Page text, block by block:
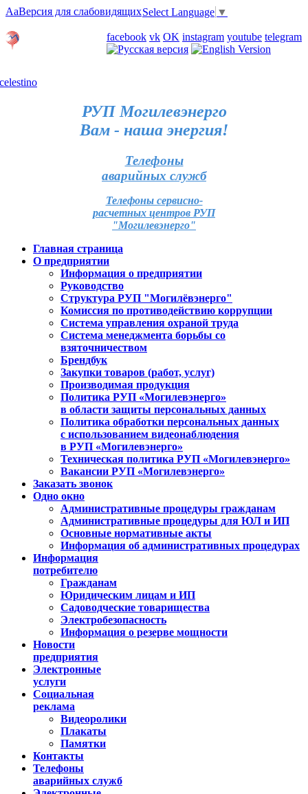
AaВерсия для слабовидящихSelect Language ▼
facebook vk OK instagram youtube telegram
РУП Могилевэнерго
Вам - наша энергия!
Телефоны
аварийных служб
Телефоны сервисно-
расчетных центров РУП
"Могилевэнерго"
Главная страница
О предприятии
Информация о предприятии
Руководство
Структура РУП "Могилёвэнерго"
Комиссия по противодействию коррупции
Система управления охраной труда
Система менеджмента борьбы со
взяточничеством
Брендбук
Закупки товаров (работ, услуг)
Производимая продукция
Политика РУП «Могилевэнерго»
в области защиты персональных данных
Политика обработки персональных данных
с использованием видеонаблюдения
в РУП «Могилевэнерго»
Техническая политика РУП «Могилевэнерго»
Вакансии РУП «Могилевэнерго»
Заказать звонок
Одно окно
Административные процедуры гражданам
Административные процедуры для ЮЛ и ИП
Основные нормативные акты
Информация об административных процедурах
Информация
потребителю
Гражданам
Юридическим лицам и ИП
Садоводческие товарищества
Электробезопасность
Информация о резерве мощности
Новости
предприятия
Электронные
услуги
Социальная
реклама
Видеоролики
Плакаты
Памятки
Контакты
Телефоны
аварийных служб